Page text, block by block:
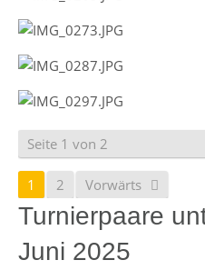
Seite 1 von 2
1 2 Vorwärts
Turnierpaare
Juni 2025